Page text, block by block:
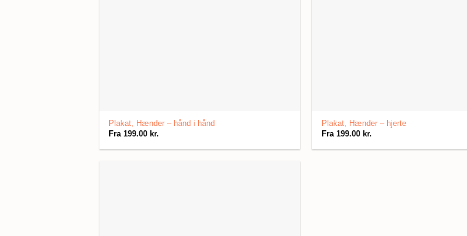
Plakat, Hænder – hånd i hånd
Fra 199.00 kr.
Plakat, Hænder – hjerte
Fra 199.00 kr.